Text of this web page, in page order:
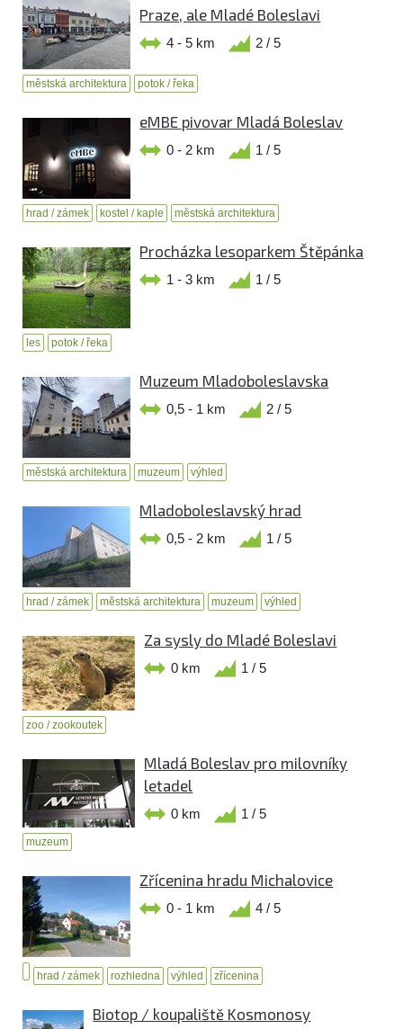
Praze, ale Mladé Boleslavi
4 - 5 km 2 / 5
městská architektura potok / řeka
eMBE pivovar Mladá Boleslav
0 - 2 km 1 / 5
hrad / zámek kostel / kaple městská architektura
Procházka lesoparkem Štěpánka
1 - 3 km 1 / 5
les potok / řeka
Muzeum Mladoboleslavska
0,5 - 1 km 2 / 5
městská architektura muzeum výhled
Mladoboleslavský hrad
0,5 - 2 km 1 / 5
hrad / zámek městská architektura muzeum výhled
Za sysly do Mladé Boleslavi
0 km 1 / 5
zoo / zookoutek
Mladá Boleslav pro milovníky
letadel
0 km 1 / 5
muzeum
Zřícenina hradu Michalovice
0 - 1 km 4 / 5
hrad / zámek rozhledna výhled zřícenina
Biotop / koupaliště Kosmonosy